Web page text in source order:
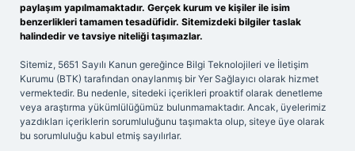
paylaşım yapılmamaktadır. Gerçek kurum ve kişiler ile isim
benzerlikleri tamamen tesadüfidir. Sitemizdeki bilgiler taslak
halindedir ve tavsiye niteliği taşımazlar.
Sitemiz, 5651 Sayılı Kanun gereğince Bilgi Teknolojileri ve İletişim
Kurumu (BTK) tarafından onaylanmış bir Yer Sağlayıcı olarak hizmet
vermektedir. Bu nedenle, sitedeki içerikleri proaktif olarak denetleme
veya araştırma yükümlülüğümüz bulunmamaktadır. Ancak, üyelerimiz
yazdıkları içeriklerin sorumluluğunu taşımakta olup, siteye üye olarak
bu sorumluluğu kabul etmiş sayılırlar.